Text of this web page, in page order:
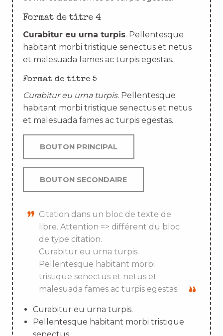
Format de titre 4
Curabitur eu urna turpis. Pellentesque
habitant morbi tristique senectus et netus
et malesuada fames ac turpis egestas.
Format de titre 5
Curabitur eu urna turpis. Pellentesque
habitant morbi tristique senectus et netus
et malesuada fames ac turpis egestas.
BOUTON PRINCIPAL
BOUTON SECONDAIRE
Citation dans un bloc de texte de
libre. Attention => différent du bloc
de type citation.
Curabitur eu urna turpis.
Pellentesque habitant morbi
tristique senectus et netus et
malesuada fames ac turpis egestas.
Curabitur eu urna turpis.
Pellentesque habitant morbi tristique